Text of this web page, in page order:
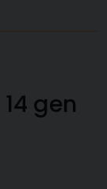
gen